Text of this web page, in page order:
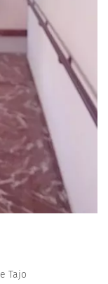
Tajo